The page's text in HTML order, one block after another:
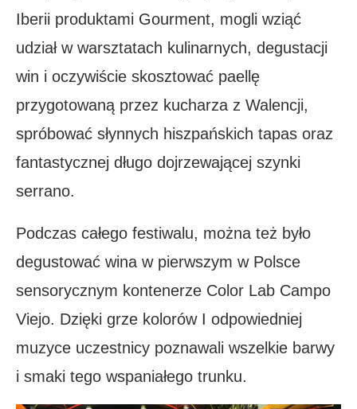
Iberii produktami Gourment, mogli wziąć
udział w warsztatach kulinarnych, degustacji
win i oczywiście skosztować paellę
przygotowaną przez kucharza z Walencji,
spróbować słynnych hiszpańskich tapas oraz
fantastycznej długo dojrzewającej szynki
serrano.
Podczas całego festiwalu, można też było
degustować wina w pierwszym w Polsce
sensorycznym kontenerze Color Lab Campo
Viejo. Dzięki grze kolorów I odpowiedniej
muzyce uczestnicy poznawali wszelkie barwy
i smaki tego wspaniałego trunku.